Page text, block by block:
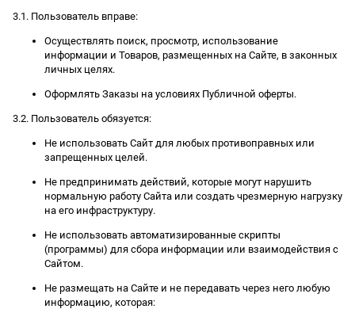
3.1. Пользователь вправе:
Осуществлять поиск, просмотр, использование
информации и Товаров, размещенных на Сайте, в законных
личных целях.
Оформлять Заказы на условиях Публичной оферты.
3.2. Пользователь обязуется:
Не использовать Сайт для любых противоправных или
запрещенных целей.
Не предпринимать действий, которые могут нарушить
нормальную работу Сайта или создать чрезмерную нагрузку
на его инфраструктуру.
Не использовать автоматизированные скрипты
(программы) для сбора информации или взаимодействия с
Сайтом.
Не размещать на Сайте и не передавать через него любую
информацию, которая: